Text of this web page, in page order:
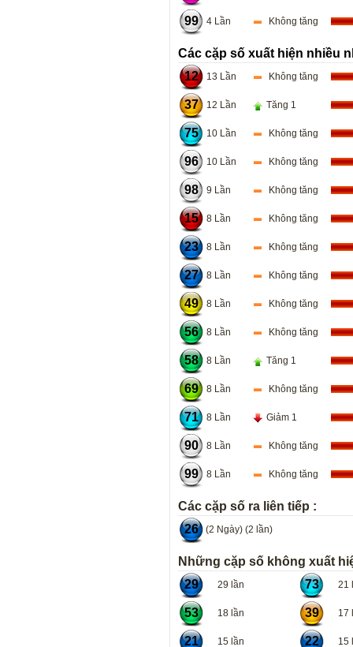
99 4 Lần Không tăng
Các cặp số xuất hiện nhiều
12
13 Lần Không tăng
37 12 Lần Tăng 1
75 10 Lần Không tăng
96 10 Lần Không tăng
98 9 Lần Không tăng
15 8 Lần Không tăng
23 8 Lần Không tăng
27 8 Lần Không tăng
49 8 Lần Không tăng
56 8 Lần Không tăng
58 8 Lần Tăng 1
69 8 Lần Không tăng
71 8 Lần Giảm 1
90 8 Lần Không tăng
99 8 Lần Không tăng
Các cặp số ra liên tiếp :
26
(2 Ngày) (2 lần)
Những cặp số không xuất
29
29 lần 73 21
53 18 lần 39 17
21 15 lần 22 15